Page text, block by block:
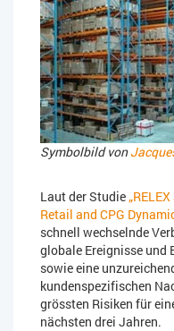
Symbolbild von
Laut der Studie
Retail and CPG
schnell wechselnde
globale Ereignisse und
sowie eine
kundenspezifischen
grössten Risiken für
nächsten drei Jahren.